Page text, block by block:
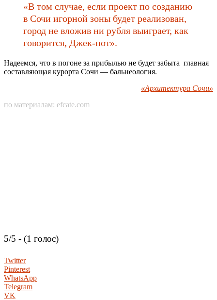
«В том случае, если проект по созданию
в Сочи игорной зоны будет реализован,
город не вложив ни рубля выиграет, как
говорится, Джек-пот».
Надеемся, что в погоне за прибылью не будет забыта главная
составляющая курорта Сочи — бальнеология.
«Архитектура Сочи»
по материалам: efcate.com
5/5 - (1 голос)
Twitter
Pinterest
WhatsApp
Telegram
VK